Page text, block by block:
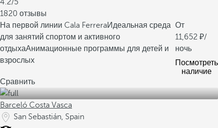
4.2/5
1820 отзывы
На первой линии Cala FerreraИдеальная среда
для занятий спортом и активного
отдыхаАнимационные программы для детей и
взрослых
От
11,652
/
ночь
Посмотреть
наличие
Сравнить
Barceló Costa Vasca
San Sebastián, Spain